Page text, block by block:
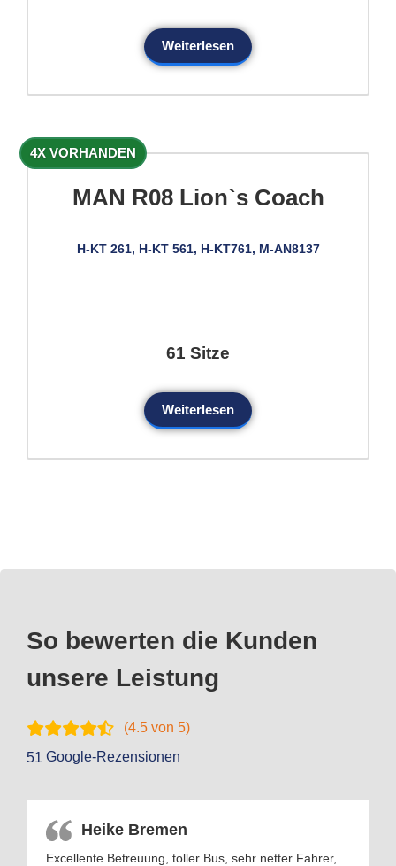
Weiterlesen
4X VORHANDEN
MAN R08 Lion`s Coach
H-KT 261, H-KT 561, H-KT761, M-AN8137
61 Sitze
Weiterlesen
So bewerten die Kunden
unsere Leistung
(4.5 von 5)
51 Google-Rezensionen
Heike Bremen
Excellente Betreuung, toller Bus, sehr netter Fahrer,